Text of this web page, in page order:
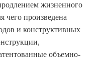
жизненного
чего произведена
и конструктивных
объемно-